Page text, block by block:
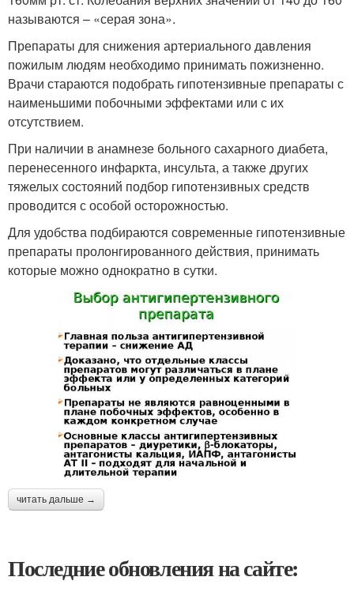
называются – «серая зона».
Препараты для снижения артериального давления
пожилым людям необходимо принимать пожизненно.
Врачи стараются подобрать гипотензивные препараты с
наименьшими побочными эффектами или с их
отсутствием.
При наличии в анамнезе больного сахарного диабета,
перенесенного инфаркта, инсульта, а также других
тяжелых состояний подбор гипотензивных средств
проводится с особой осторожностью.
Для удобства подбираются современные гипотензивные
препараты пролонгированного действия, принимать
которые можно однократно в сутки.
читать дальше →
Последние обновления на сайте: